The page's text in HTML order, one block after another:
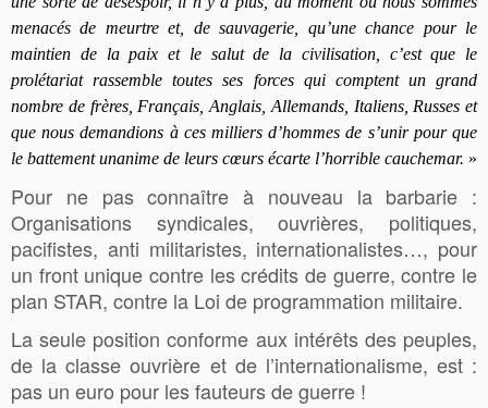
menacés de meurtre et, de sauvagerie, qu’une chance pour le
maintien de la paix et le salut de la civilisation, c’est que le
prolétariat rassemble toutes ses forces qui comptent un grand
nombre de frères, Français, Anglais, Allemands, Italiens, Russes et
que nous demandions à ces milliers d’hommes de s’unir pour que
le battement unanime de leurs cœurs écarte l’horrible cauchemar. »
Pour ne pas connaître à nouveau la barbarie :
Organisations syndicales, ouvrières, politiques,
pacifistes, anti militaristes, internationalistes…, pour
un front unique contre les crédits de guerre, contre le
plan STAR, contre la Loi de programmation militaire.
La seule position conforme aux intérêts des peuples,
de la classe ouvrière et de l’internationalisme, est :
pas un euro pour les fauteurs de guerre !